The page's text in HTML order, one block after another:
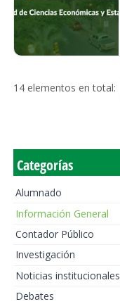
14 elementos en total:
Categorías
Alumnado
Información General
Contador Público
Investigación
Noticias institucionales
Debates